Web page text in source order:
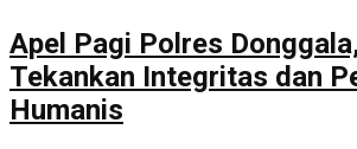
Apel Pagi Polres
Tekankan Integritas dan
Humanis